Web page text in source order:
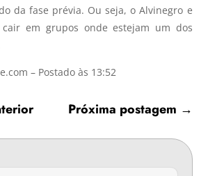
da fase prévia. Ou seja, o Alvinegro e
cair em grupos onde estejam um dos
– Postado às 13:52
Próxima postagem →